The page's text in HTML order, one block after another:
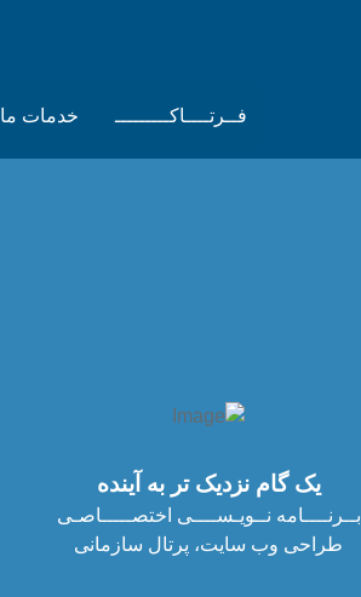
فــرتــــاکـــــــــ خدمات ما
یک گام نزدیک تر به آینده
بــرنــــامه نــویـســــی اختصـــــاصـی
طراحی وب سایت، پرتال سازمانی